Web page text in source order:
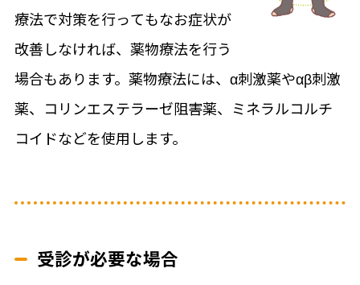
療法で対策を行ってもなお症状が
改善しなければ、薬物療法を行う
場合もあります。薬物療法には、α刺激薬やαβ刺激
薬、コリンエステラーゼ阻害薬、ミネラルコルチ
コイドなどを使用します。
受診が必要な場合